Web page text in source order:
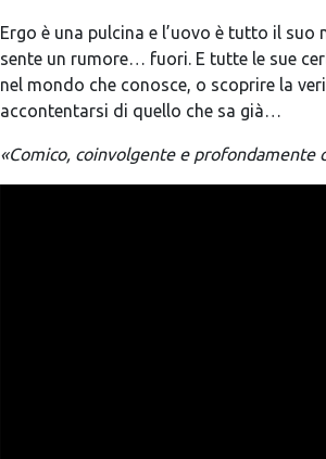
Ergo è una pulcina e l’uovo è tutto il suo
sente un rumore… fuori. E tutte le sue
nel mondo che conosce, o scoprire la
accontentarsi di quello che sa già…
«Comico, coinvolgente e profondamente